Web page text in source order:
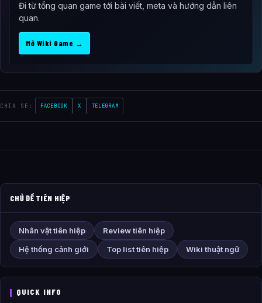
Đi từ tổng quan game tới bài viết, meta và hướng dẫn liên
quan.
Mở Wiki Game →
CHIA SE: FACEBOOK X TELEGRAM
CHỦ ĐỀ TIÊN HIỆP
Nhân vật tiên hiệp
Review tiên hiệp
Hệ thống cảnh giới
Top list tiên hiệp Wiki thuật ngữ
QUICK INFO